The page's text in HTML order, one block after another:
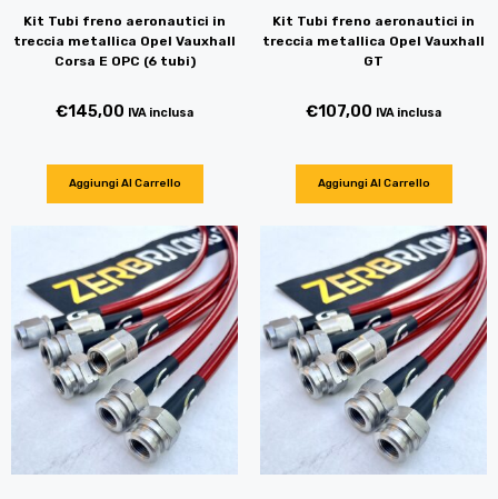
Kit Tubi freno aeronautici in
treccia metallica Opel Vauxhall
Corsa E OPC (6 tubi)
€145,00 IVA inclusa
Aggiungi Al Carrello
Kit Tubi freno aeronautici in
treccia metallica Opel Vauxhall
GT
€107,00 IVA inclusa
Aggiungi Al Carrello